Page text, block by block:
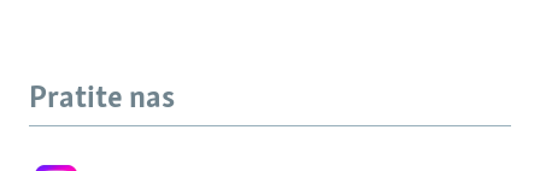
Pratite nas